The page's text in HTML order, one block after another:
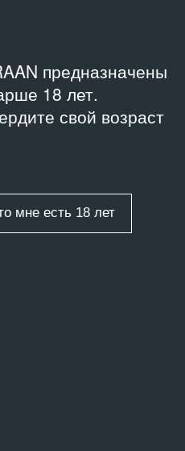
предназначены
18 лет.
свой возраст
мне есть 18 лет